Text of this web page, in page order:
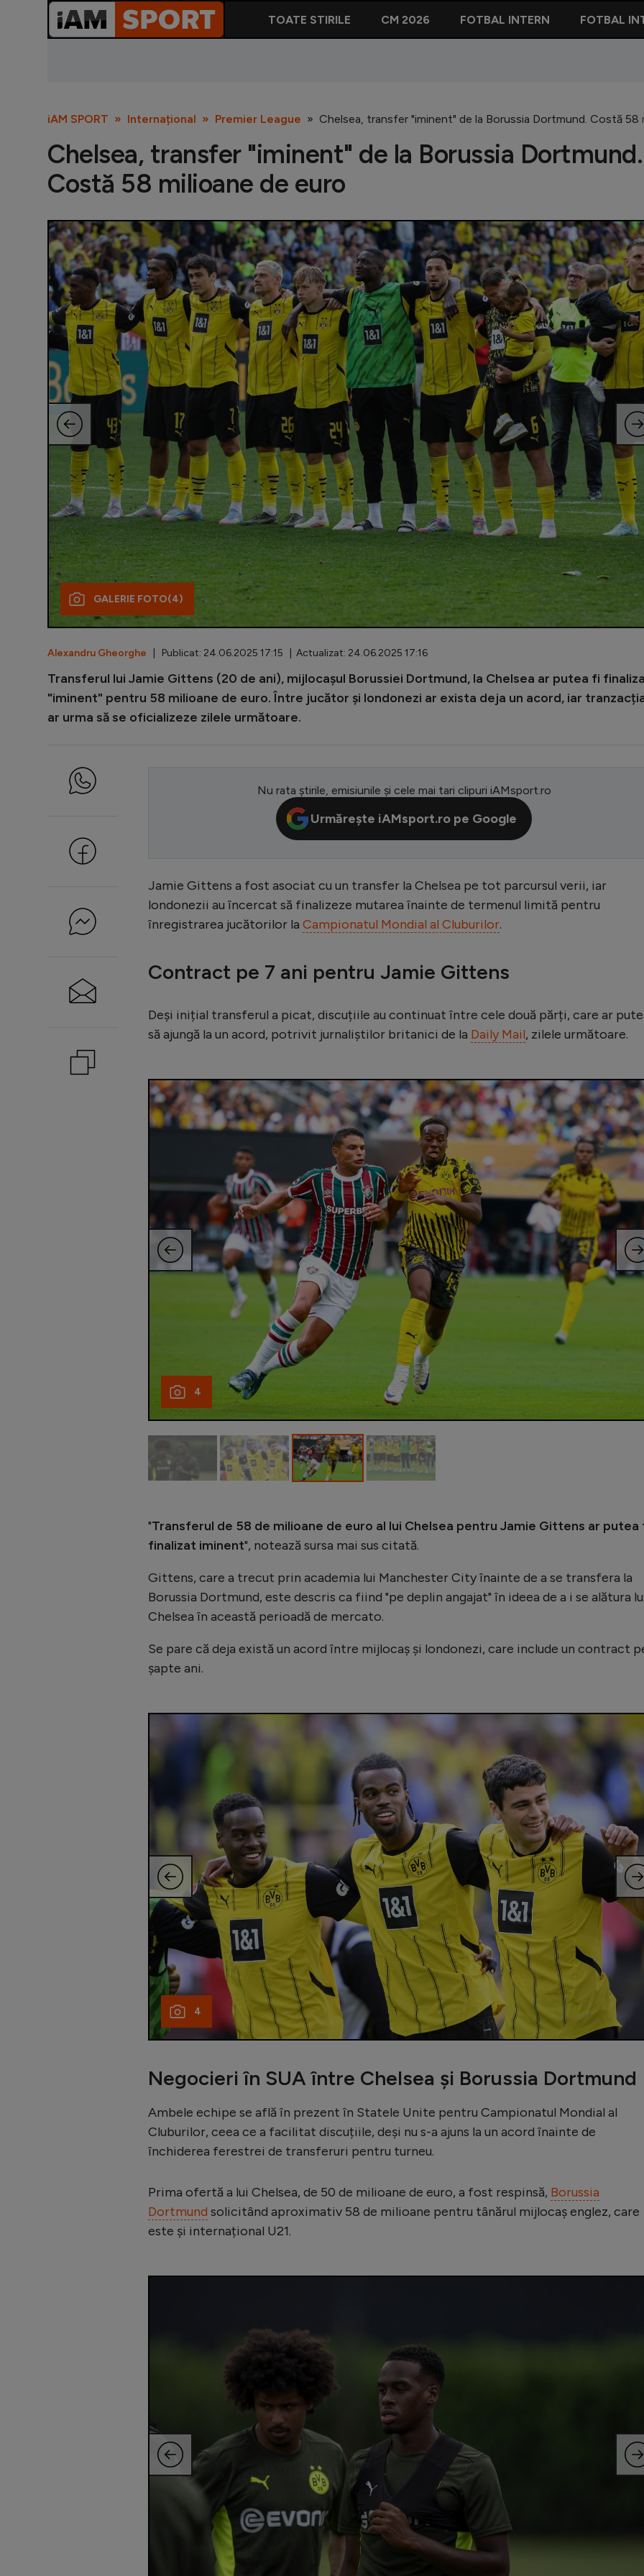
TOATE STIRILE CM 2026 FOTBAL INTERN FOTBAL
iAM SPORT Internațional Premier League Chelsea, transfer "iminent" de la Borussia Dortmund. Costă 58
Chelsea, transfer "iminent" de la Borussia Dortmund.
Costă 58 milioane de euro
GALERIE FOTO(4)
Alexandru Gheorghe | Publicat: 24.06.2025 17:15 | Actualizat: 24.06.2025 17:16
Transferul lui Jamie Gittens (20 de ani), mijlocașul Borussiei Dortmund, la Chelsea ar putea fi
"iminent" pentru 58 milioane de euro. Între jucător și londonezi ar exista deja un acord, iar
ar urma să se oficializeze zilele următoare.
Nu rata știrile, emisiunile și cele mai tari clipuri iAMsport.ro
Urmărește iAMsport.ro pe Google
Jamie Gittens a fost asociat cu un transfer la Chelsea pe tot parcursul verii, iar
londonezii au încercat să finalizeze mutarea înainte de termenul limită pentru
înregistrarea jucătorilor la Campionatul Mondial al Cluburilor.
Contract pe 7 ani pentru Jamie Gittens
Deși inițial transferul a picat, discuțiile au continuat între cele două părți, care ar
să ajungă la un acord, potrivit jurnaliștilor britanici de la Daily Mail, zilele următoare.
4
"Transferul de 58 de milioane de euro al lui Chelsea pentru Jamie Gittens ar putea
finalizat iminent", notează sursa mai sus citată.
Gittens, care a trecut prin academia lui Manchester City înainte de a se transfera la
Borussia Dortmund, este descris ca fiind "pe deplin angajat" în ideea de a i se alătura
Chelsea în această perioadă de mercato.
Se pare că deja există un acord între mijlocaș și londonezi, care include un contract
șapte ani.
4
Negocieri în SUA între Chelsea și Borussia Dortmund
Ambele echipe se află în prezent în Statele Unite pentru Campionatul Mondial al
Cluburilor, ceea ce a facilitat discuțiile, deși nu s-a ajuns la un acord înainte de
închiderea ferestrei de transferuri pentru turneu.
Prima ofertă a lui Chelsea, de 50 de milioane de euro, a fost respinsă, Borussia
Dortmund solicitând aproximativ 58 de milioane pentru tânărul mijlocaș englez, care
este și internațional U21.